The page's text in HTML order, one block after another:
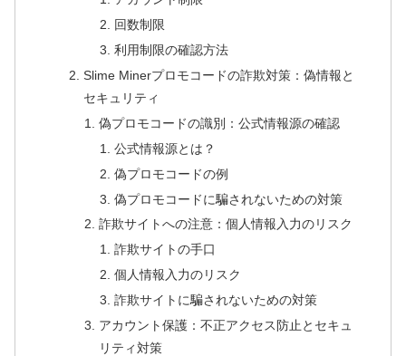
回数制限
利用制限の確認方法
Slime Minerプロモコードの詐欺対策：偽情報と
セキュリティ
偽プロモコードの識別：公式情報源の確認
公式情報源とは？
偽プロモコードの例
偽プロモコードに騙されないための対策
詐欺サイトへの注意：個人情報入力のリスク
詐欺サイトの手口
個人情報入力のリスク
詐欺サイトに騙されないための対策
アカウント保護：不正アクセス防止とセキュ
リティ対策